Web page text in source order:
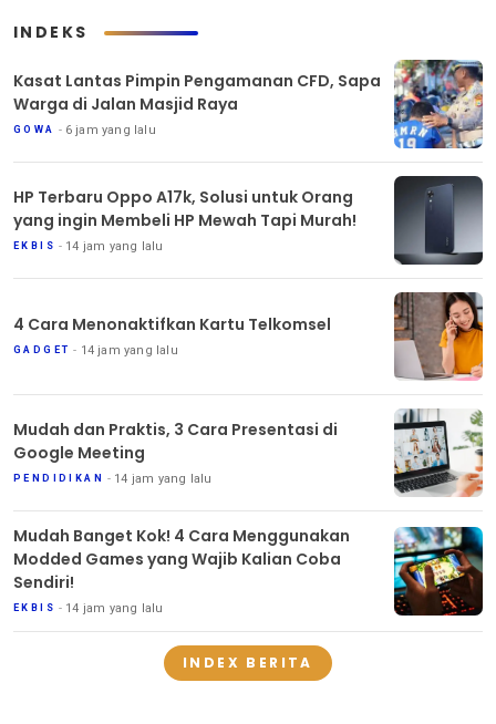
INDEKS
Kasat Lantas Pimpin Pengamanan CFD, Sapa
Warga di Jalan Masjid Raya
GOWA 6 jam yang lalu
HP Terbaru Oppo A17k, Solusi untuk Orang
yang ingin Membeli HP Mewah Tapi Murah!
EKBIS 14 jam yang lalu
4 Cara Menonaktifkan Kartu Telkomsel
GADGET 14 jam yang lalu
Mudah dan Praktis, 3 Cara Presentasi di
Google Meeting
PENDIDIKAN 14 jam yang lalu
Mudah Banget Kok! 4 Cara Menggunakan
Modded Games yang Wajib Kalian Coba
Sendiri!
EKBIS 14 jam yang lalu
INDEX BERITA